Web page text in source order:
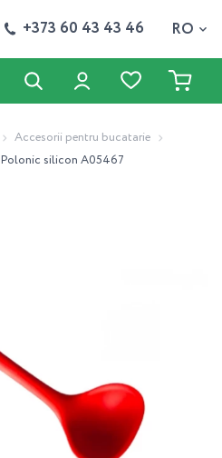
+373 60 43 43 46 RO
Accesorii pentru bucatarie
Polonic silicon A05467